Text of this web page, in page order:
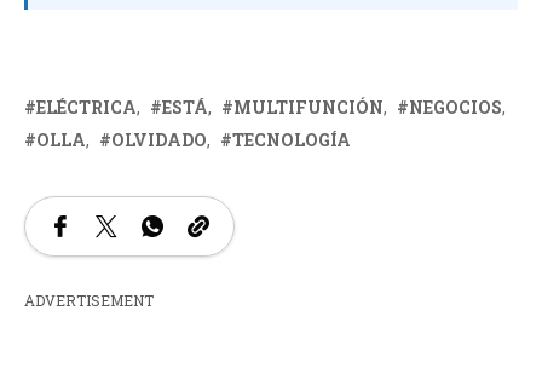
ELÉCTRICA ESTÁ MULTIFUNCIÓN
NEGOCIOS
OLLA
OLVIDADO TECNOLOGÍA
ADVERTISEMENT